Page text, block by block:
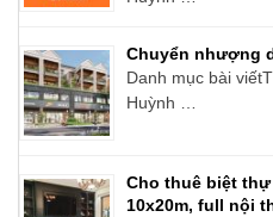
Chuyển nhượng
Danh mục bài
Huỳnh …
Cho thuê biệt
10x20m, full nội